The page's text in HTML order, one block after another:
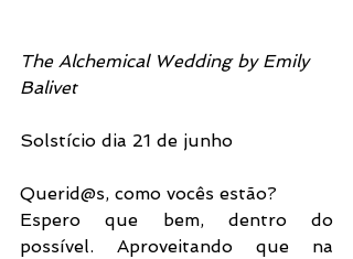
The Alchemical Wedding by Emily
Balivet
Solstício dia 21 de junho
Querid@s, como vocês estão?
Espero que bem, dentro do
possível. Aproveitando que na